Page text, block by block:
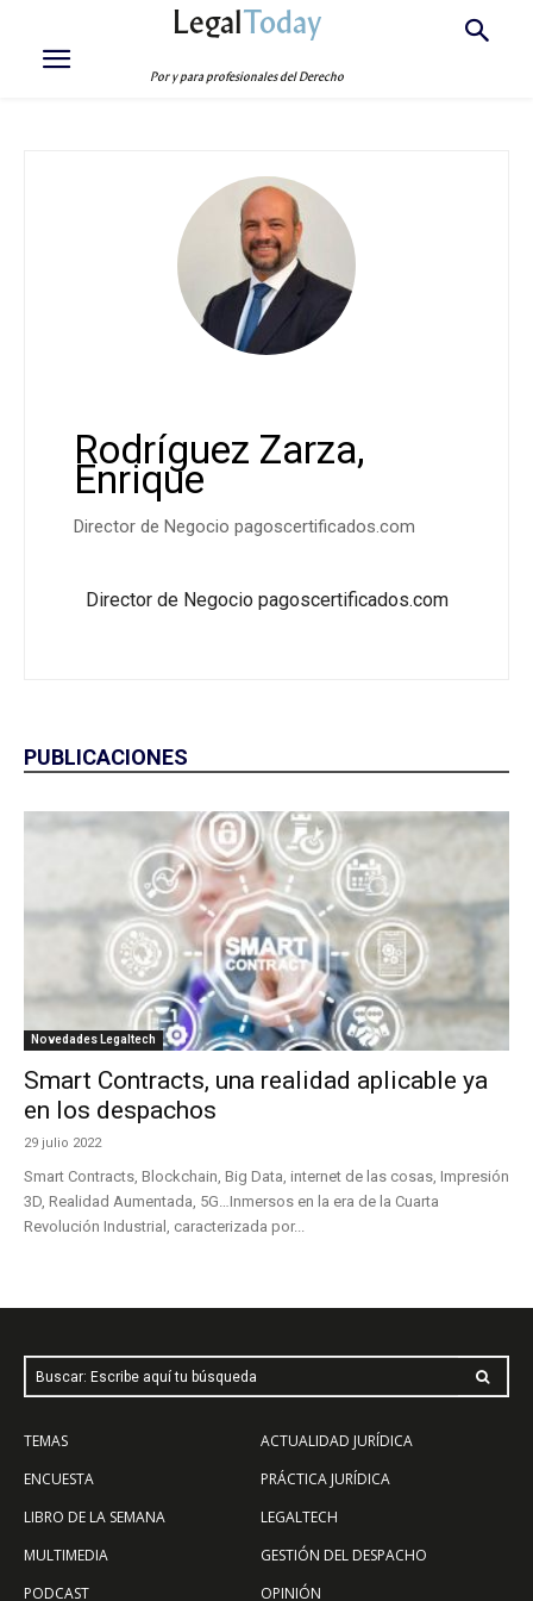
LegalToday
Por y para profesionales del Derecho
Rodríguez Zarza,
Enrique
Director de Negocio pagoscertificados.com
Director de Negocio pagoscertificados.com
PUBLICACIONES
Novedades Legaltech
Smart Contracts, una realidad aplicable ya
en los despachos
29 julio 2022
Smart Contracts, Blockchain, Big Data, internet de las cosas, Impresión
3D, Realidad Aumentada, 5G…Inmersos en la era de la Cuarta
Revolución Industrial, caracterizada por...
Buscar: Escribe aquí tu búsqueda
TEMAS
ENCUESTA
LIBRO DE LA SEMANA
MULTIMEDIA
PODCAST
ACTUALIDAD JURÍDICA
PRÁCTICA JURÍDICA
LEGALTECH
GESTIÓN DEL DESPACHO
OPINIÓN